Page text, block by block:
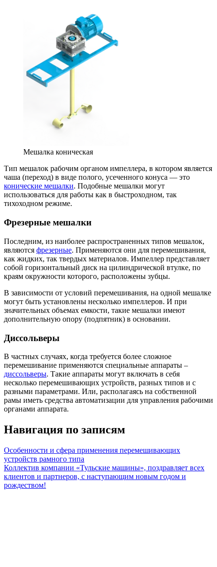
Мешалка коническая
Тип мешалок рабочим органом импеллера, в котором является
чаша (переход) в виде полого, усеченного конуса — это
конические мешалки. Подобные мешалки могут
использоваться для работы как в быстроходном, так
тихоходном режиме.
Фрезерные мешалки
Последним, из наиболее распространенных типов мешалок,
являются фрезерные. Применяются они для перемешивания,
как жидких, так твердых материалов. Импеллер представляет
собой горизонтальный диск на цилиндрической втулке, по
краям окружности которого, расположены зубцы.
В зависимости от условий перемешивания, на одной мешалке
могут быть установлены несколько импеллеров. И при
значительных объемах емкости, такие мешалки имеют
дополнительную опору (подпятник) в основании.
Диссольверы
В частных случаях, когда требуется более сложное
перемешивание применяются специальные аппараты –
диссольверы. Такие аппараты могут включать в себя
несколько перемешивающих устройств, разных типов и с
разными параметрами. Или, располагаясь на собственной
рамы иметь средства автоматизации для управления рабочими
органами аппарата.
Навигация по записям
Особенности и сфера применения перемешивающих
устройств рамного типа
Коллектив компании «Тульские машины», поздравляет всех
клиентов и партнеров, с наступающим новым годом и
рождеством!